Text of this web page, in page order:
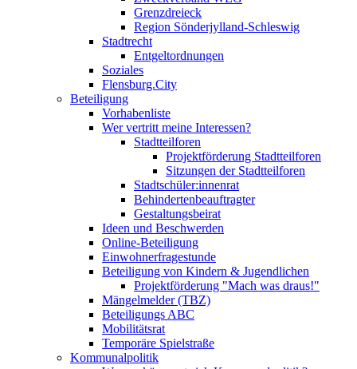
Grenzdreieck
Region Sönderjylland-Schleswig
Stadtrecht
Entgeltordnungen
Soziales
Flensburg.City
Beteiligung
Vorhabenliste
Wer vertritt meine Interessen?
Stadtteilforen
Projektförderung Stadtteilforen
Sitzungen der Stadtteilforen
Stadtschüler:innenrat
Behindertenbeauftragter
Gestaltungsbeirat
Ideen und Beschwerden
Online-Beteiligung
Einwohnerfragestunde
Beteiligung von Kindern & Jugendlichen
Projektförderung "Mach was draus!"
Mängelmelder (TBZ)
Beteiligungs ABC
Mobilitätsrat
Temporäre Spielstraße
Kommunalpolitik